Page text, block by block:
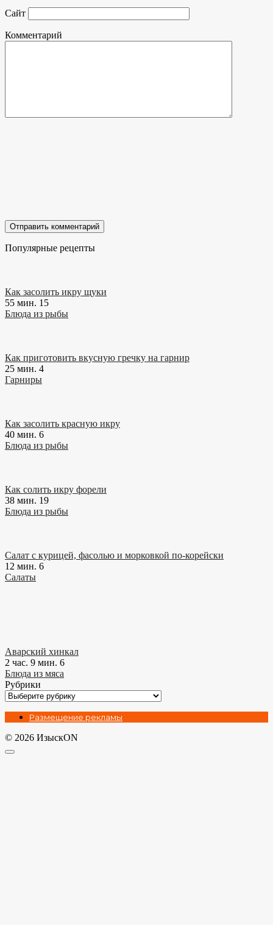
Сайт
Комментарий
Популярные рецепты
Как засолить икру щуки
55 мин. 15
Блюда из рыбы
Как приготовить вкусную гречку на гарнир
25 мин. 4
Гарниры
Как засолить красную икру
40 мин. 6
Блюда из рыбы
Как солить икру форели
38 мин. 19
Блюда из рыбы
Салат с курицей, фасолью и морковкой по-корейски
12 мин. 6
Салаты
Аварский хинкал
2 час. 9 мин. 6
Блюда из мяса
Рубрики
Рубрики
Размещение рекламы
© 2026 ИзыскON